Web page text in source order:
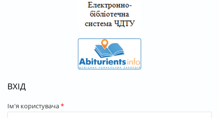
ВХІД
Ім'я користувача*